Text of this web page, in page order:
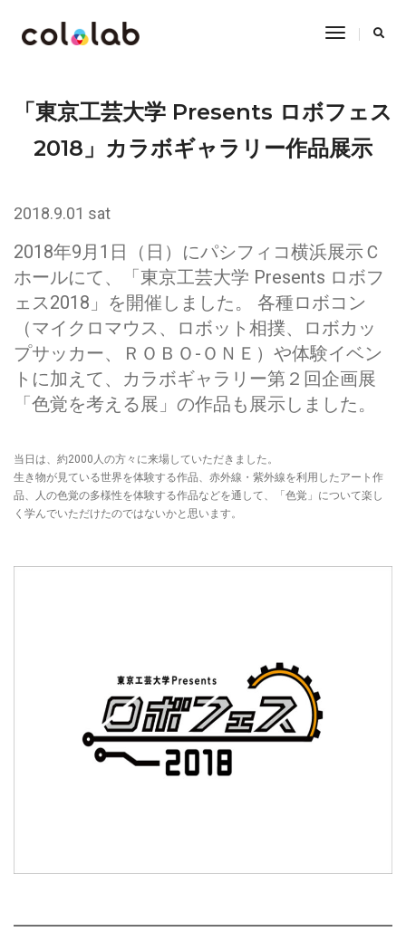
Toggle
「東京工芸大学 Presents ロボフェス
2018」カラボギャラリー作品展示
2018.9.01 sat
2018年9月1日（日）にパシフィコ横浜展示Ｃ
ホールにて、「東京工芸大学 Presents ロボフ
ェス2018」を開催しました。 各種ロボコン
（マイクロマウス、ロボット相撲、ロボカッ
プサッカー、ＲＯＢＯ-ＯＮＥ）や体験イベン
トに加えて、カラボギャラリー第２回企画展
「色覚を考える展」の作品も展示しました。
当日は、約2000人の方々に来場していただきました。
生き物が見ている世界を体験する作品、赤外線・紫外線を利用したアート作
品、人の色覚の多様性を体験する作品などを通して、「色覚」について楽し
く学んでいただけたのではないかと思います。